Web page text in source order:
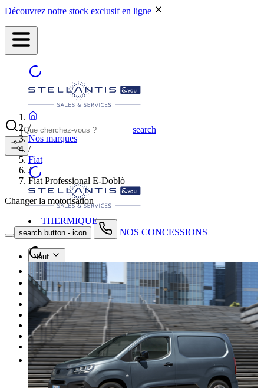
Découvrez notre stock exclusif en ligne
search
search button - icon NOS CONCESSIONS
Neuf
Occasion
Nos promotions
Nos marques
Entretien
Reprise
Professionnel
Nous rejoindre
Plus
/
Nos marques
/
Fiat
/
Fiat Professional E-Doblò
Changer la motorisation
THERMIQUE